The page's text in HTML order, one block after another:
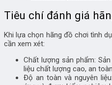
Tiêu chí đánh giá
Khi lựa chọn hãng đồ chơi tình
cần xem xét:
Chất lượng sản phẩm:
liệu chất lượng cao, an
Độ an toàn và nguyên